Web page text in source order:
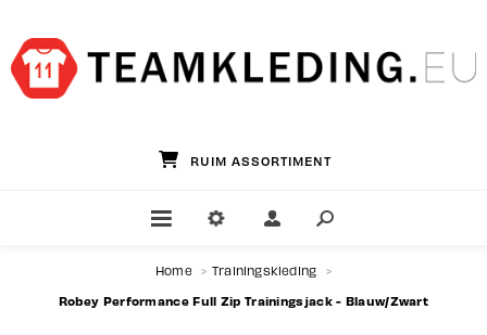
RUIM ASSORTIMENT
Home > Trainingskleding >
Robey Performance Full Zip Trainingsjack - Blauw/Zwart